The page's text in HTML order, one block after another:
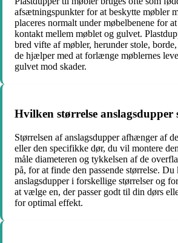
afsætningspunkter for at beskytte møbler
placeres normalt under møbelbenene for
kontakt mellem møblet og gulvet.
bred vifte af møbler, herunder stole,
de hjælper med at forlænge møblernes
gulvet mod skader.
Hvilken størrelse anslagsdupper
Størrelsen af anslagsdupper afhænger af
eller den specifikke dør, du vil montere
måle diameteren og tykkelsen af de
på, for at finde den passende størrelse. Du
anslagsdupper i forskellige størrelser og
at vælge en, der passer godt til din dørs
for optimal effekt.